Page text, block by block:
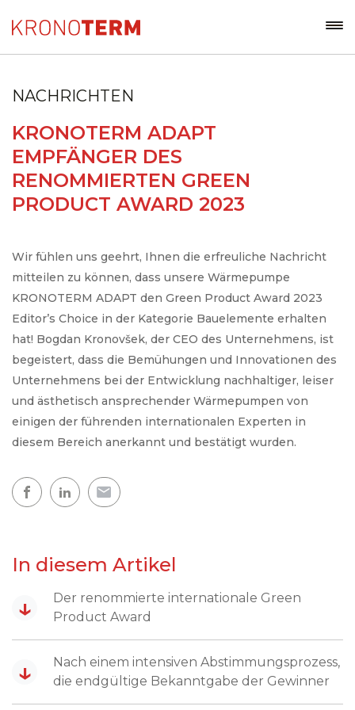
NACHRICHTEN
KRONOTERM ADAPT
EMPFÄNGER DES
RENOMMIERTEN GREEN
PRODUCT AWARD 2023
Wir fühlen uns geehrt, Ihnen die erfreuliche Nachricht
mitteilen zu können, dass unsere Wärmepumpe
KRONOTERM ADAPT den Green Product Award 2023
Editor’s Choice in der Kategorie Bauelemente erhalten
hat! Bogdan Kronovšek, der CEO des Unternehmens, ist
begeistert, dass die Bemühungen und Innovationen des
Unternehmens bei der Entwicklung nachhaltiger, leiser
und ästhetisch ansprechender Wärmepumpen von
einigen der führenden internationalen Experten in
diesem Bereich anerkannt und bestätigt wurden.
In diesem Artikel
↓
Der renommierte internationale Green
Product Award
↓
Nach einem intensiven Abstimmungsprozess,
die endgültige Bekanntgabe der Gewinner